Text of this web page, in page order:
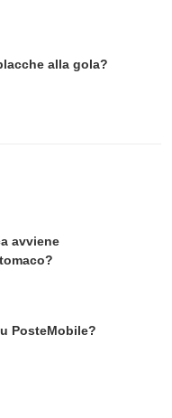
alla gola?
avviene
PosteMobile?